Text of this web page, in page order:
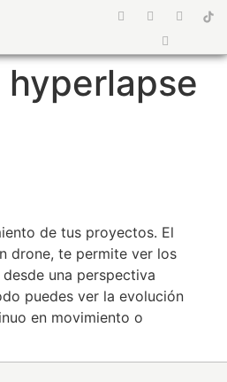
hyperlapse
de tus proyectos. El
drone, te permite ver los
una perspectiva
puedes ver la evolución
en movimiento o